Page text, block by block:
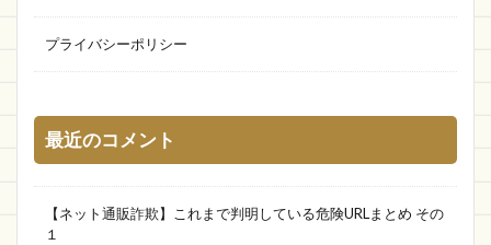
プライバシーポリシー
最近のコメント
【ネット通販詐欺】これまで判明している危険URLまとめ その
１